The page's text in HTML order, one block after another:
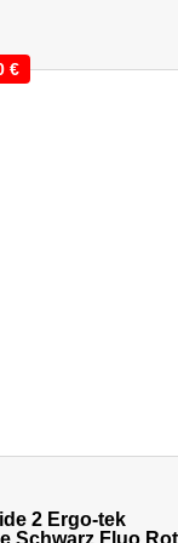
€
2 Ergo-tek
weist mehrere